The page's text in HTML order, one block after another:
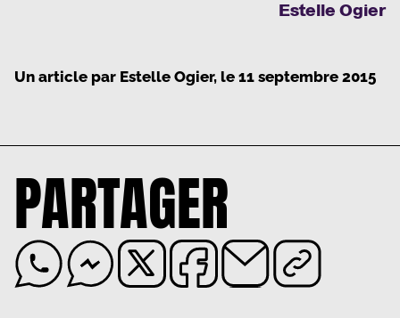
Estelle Ogier
Un article par Estelle Ogier, le 11 septembre 2015
PARTAGER